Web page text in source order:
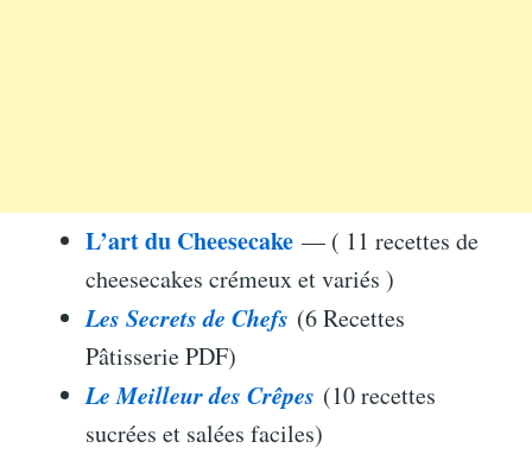
L’art du Cheesecake — ( 11 recettes de
cheesecakes crémeux et variés )
Les Secrets de Chefs (6 Recettes
Pâtisserie PDF)
Le Meilleur des Crêpes (10 recettes
sucrées et salées faciles)